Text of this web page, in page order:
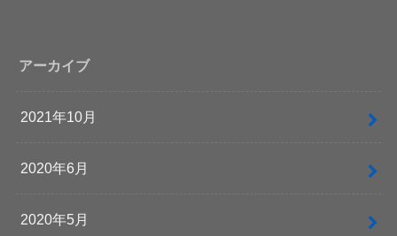
アーカイブ
2021年10月
2020年6月
2020年5月